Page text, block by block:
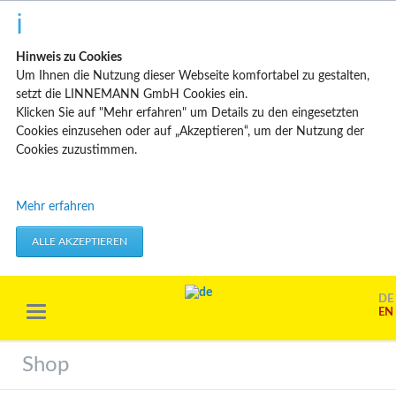
Hinweis zu Cookies
Um Ihnen die Nutzung dieser Webseite komfortabel zu gestalten,
setzt die LINNEMANN GmbH Cookies ein.
Klicken Sie auf "Mehr erfahren" um Details zu den eingesetzten
Cookies einzusehen oder auf „Akzeptieren“, um der Nutzung der
Cookies zuzustimmen.
Technisch erforderliche Cookies
werden verwendet um von Ihnen getätigte Aktionen, wie etwa das
Festlegen Ihrer Datenschutzeinstellungen zu übernehmen.
Erforderliche Cookies akzeptieren
ausgewertet werden. Das geschieht vor allem mit Cookies und mit
sogenannten Analyseprogrammen. Die Analyse Ihres Surf-
Mehr erfahren
ALLE AKZEPTIEREN
DE
EN
Shop